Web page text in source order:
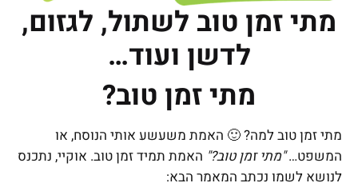
מתי זמן טוב לשתול, לגזום,
לדשן ועוד…
מתי זמן טוב?
מתי זמן טוב למה? 🙂 האמת משעשע אותי הנוסח, או
המשפט…"מתי זמן טוב?" האמת תמיד זמן טוב. אוקיי, נתכנס
לנושא לשמו נכתב המאמר הבא: